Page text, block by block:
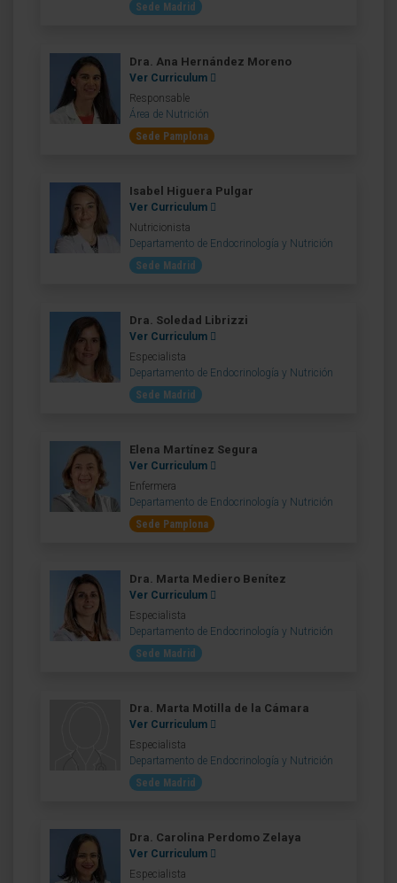
Sede Madrid
Dra. Ana Hernández Moreno
Ver Curriculum
Responsable
Área de Nutrición
Sede Pamplona
Isabel Higuera Pulgar
Ver Curriculum
Nutricionista
Departamento de Endocrinología y Nutrición
Sede Madrid
Dra. Soledad Librizzi
Ver Curriculum
Especialista
Departamento de Endocrinología y Nutrición
Sede Madrid
Elena Martínez Segura
Ver Curriculum
Enfermera
Departamento de Endocrinología y Nutrición
Sede Pamplona
Dra. Marta Mediero Benítez
Ver Curriculum
Especialista
Departamento de Endocrinología y Nutrición
Sede Madrid
Dra. Marta Motilla de la Cámara
Ver Curriculum
Especialista
Departamento de Endocrinología y Nutrición
Sede Madrid
Dra. Carolina Perdomo Zelaya
Ver Curriculum
Especialista